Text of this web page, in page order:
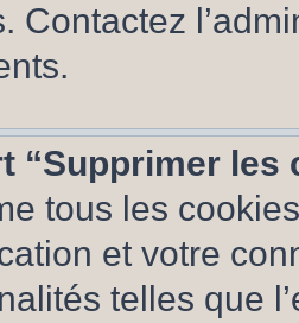
Contactez
“Supprimer les
tous les
et votre
telles que